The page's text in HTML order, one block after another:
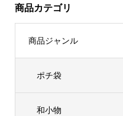
商品カテゴリ
商品ジャンル
ポチ袋
和小物